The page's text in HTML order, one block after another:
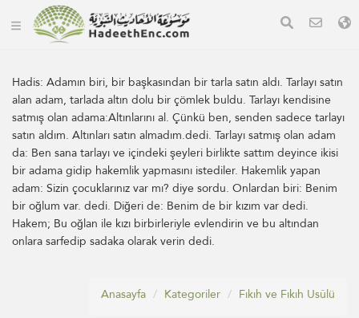
Hadis:Adamın biri, bir başkasından bir tarla satın aldı. Tarlayı satın
alan adam, tarlada altın dolu bir çömlek buldu. Tarlayı kendisine
satmış olan adama:Altınlarını al. Çünkü ben, senden sadece tarlayı
satın aldım. Altınları satın almadım.dedi. Tarlayı satmış olan adam
da: Ben sana tarlayı ve içindeki şeyleri birlikte sattım deyince ikisi
bir adama gidip hakemlik yapmasını istediler. Hakemlik yapan
adam: Si­zin çocuklarınız var mı? diye sordu. Onlardan biri: Benim
bir oğlum var. dedi. Diğeri de: Benim de bir kızım var dedi.
Hakem; Bu oğlan ile kızı birbirleriyle evlendirin ve bu altından
onlara sarfedip sadaka ola­rak verin dedi.
Anasayfa Kategoriler Fıkıh ve Fıkıh Usûlü